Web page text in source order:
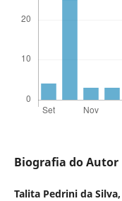
Biografia do Autor
Talita Pedrini da Silva,